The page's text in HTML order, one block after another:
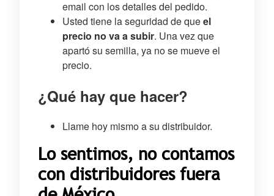
email con los detalles del pedido.
Usted tiene la seguridad de queel
precio no va a subir. Una vez que
apartó su semilla, ya no se mueve el
precio.
¿Qué hay que hacer?
Llame hoy mismo a su distribuidor.
Lo sentimos, no contamos
con distribuidores fuera